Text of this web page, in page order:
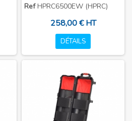
RefHPRC6500EW (HPRC)
258,00 € HT
DÉTAILS